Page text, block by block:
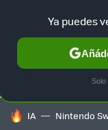
SELECCIÓN
HOY SE HABLA DE
IA Nintendo
Ya puedes
Solo